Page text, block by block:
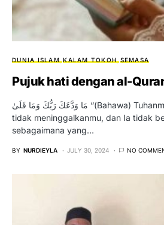
DUNIA ISLAM KALAM TOKOH SEMASA
Pujuk hati dengan al-
مَا وَدَّعَكَ رَبُّكَ وَمَا قَلَىٰ “(Bahawa) Tuhanmu (wahai Muhammad)
tidak meninggalkanmu, dan Ia tidak
sebagaimana yang…
BY NURDIEYLA JULY 30, 2024 NO